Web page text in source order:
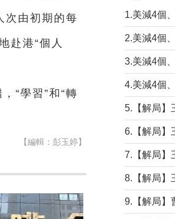
次由初期的每
赴港“個人
“學習”和“轉
【編輯：彭玉婷】